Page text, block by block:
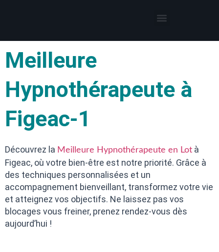
Meilleure
Hypnothérapeute à
Figeac-1
Découvrez la Meilleure Hypnothérapeute en Lot à
Figeac, où votre bien-être est notre priorité. Grâce à
des techniques personnalisées et un
accompagnement bienveillant, transformez votre vie
et atteignez vos objectifs. Ne laissez pas vos
blocages vous freiner, prenez rendez-vous dès
aujourd’hui !